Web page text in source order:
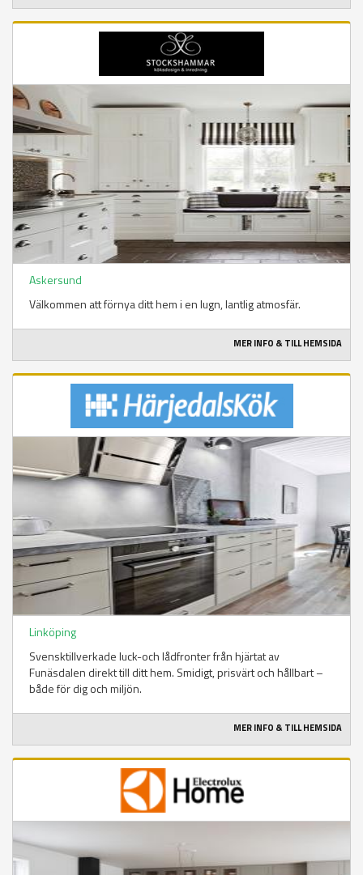
Askersund
Välkommen att förnya ditt hem i en lugn, lantlig atmosfär.
MER INFO & TILL HEMSIDA
Linköping
Svensktillverkade luck-och lådfronter från hjärtat av
Funäsdalen direkt till ditt hem. Smidigt, prisvärt och hållbart –
både för dig och miljön.
MER INFO & TILL HEMSIDA